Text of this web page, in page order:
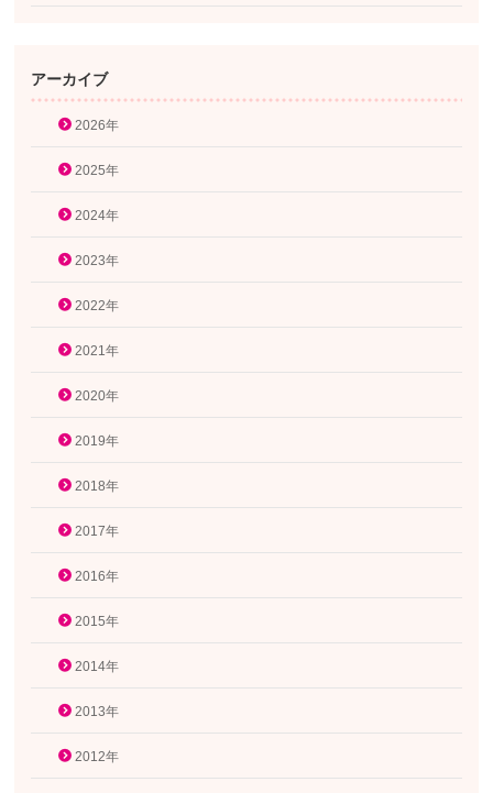
アーカイブ
2026年
2025年
2024年
2023年
2022年
2021年
2020年
2019年
2018年
2017年
2016年
2015年
2014年
2013年
2012年